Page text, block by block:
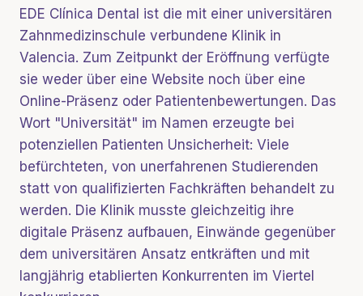
EDE Clínica Dental ist die mit einer universitären
Zahnmedizinschule verbundene Klinik in
Valencia. Zum Zeitpunkt der Eröffnung verfügte
sie weder über eine Website noch über eine
Online-Präsenz oder Patientenbewertungen. Das
Wort "Universität" im Namen erzeugte bei
potenziellen Patienten Unsicherheit: Viele
befürchteten, von unerfahrenen Studierenden
statt von qualifizierten Fachkräften behandelt zu
werden. Die Klinik musste gleichzeitig ihre
digitale Präsenz aufbauen, Einwände gegenüber
dem universitären Ansatz entkräften und mit
langjährig etablierten Konkurrenten im Viertel